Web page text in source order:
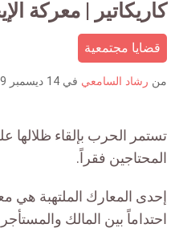
كاريكاتير | معركة
قضايا مجتمعية
من رشاد السامعي في 14 ديسمبر 2019
تستمر الحرب بإلقاء ظلالها
المحتاجين فقراً.
إحدى المعارك الملتهبة هي
احتداماً بين المالك